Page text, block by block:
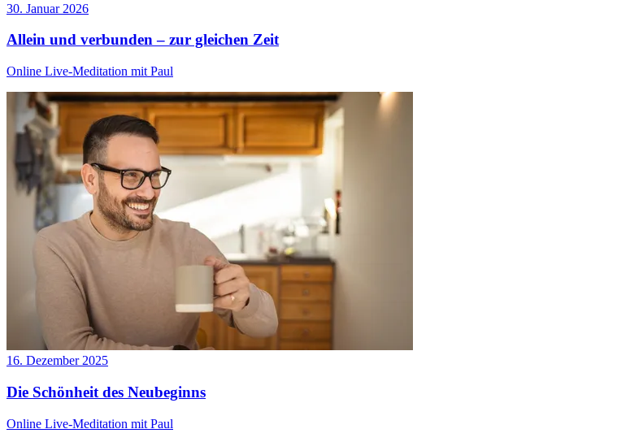
30. Januar 2026
Allein und verbunden – zur gleichen Zeit
Online Live-Meditation mit Paul
16. Dezember 2025
Die Schönheit des Neubeginns
Online Live-Meditation mit Paul